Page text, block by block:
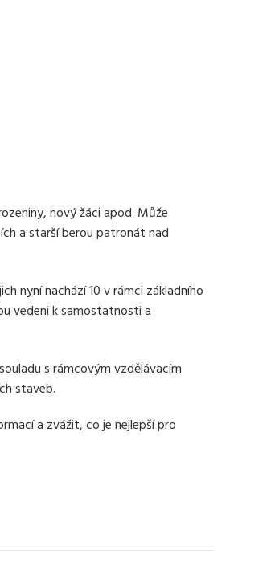
nový žáci apod. Může
a starší berou patronát nad
nyní nachází 10 v rámci základního
vedeni k samostatnosti a
s rámcovým vzdělávacím
staveb.
a zvážit, co je nejlepší pro